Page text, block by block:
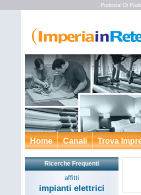
Podesta' Di
Home Canali Trova
Ricerche Frequenti
affitti
impianti elettrici